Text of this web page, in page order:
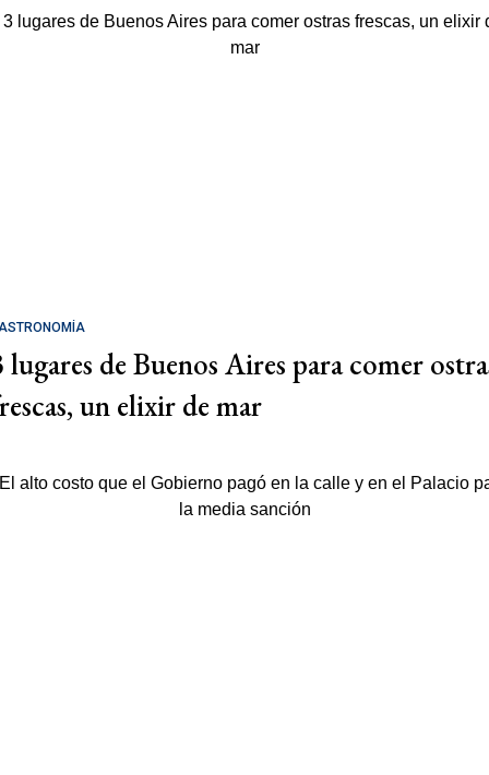
lugares de Buenos Aires para comer
un elixir de mar